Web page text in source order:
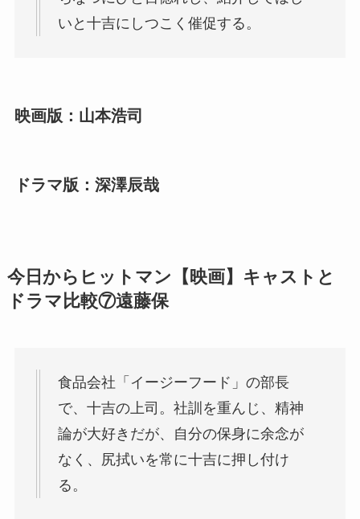
いと十吉にしつこく催促する。
映画版：山本浩司
ドラマ版：深澤辰哉
今日からヒットマン【映画】キャストと
ドラマ比較⑦遠藤保
食品会社「イージーフード」の部長
で、十吉の上司。社訓を重んじ、精神
論が大好きだが、自分の保身に余念が
なく、尻拭いを常に十吉に押し付け
る。